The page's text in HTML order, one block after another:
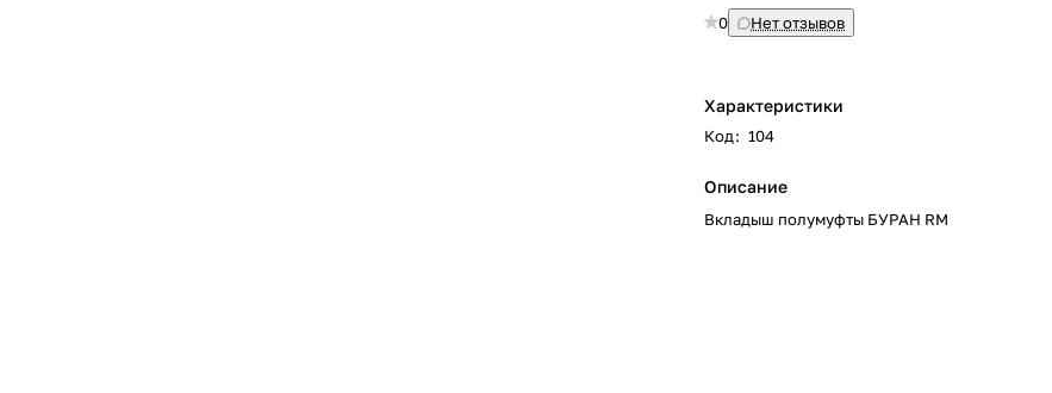
0 Нет отзывов
Характеристики
Код: 104
Описание
Вкладыш полумуфты БУРАН RM